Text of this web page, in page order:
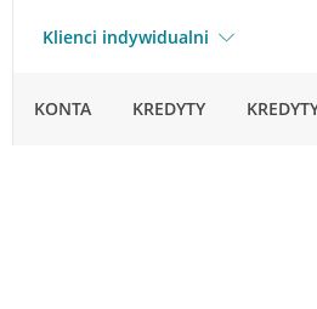
Klienci indywidualni
KONTA KREDYTY